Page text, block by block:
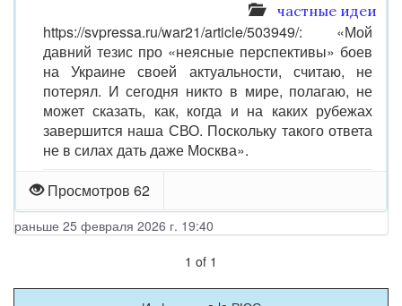
частные идеи
https://svpressa.ru/war21/article/503949/: «Мой
давний тезис про «неясные перспективы» боев
на Украине своей актуальности, считаю, не
потерял. И сегодня никто в мире, полагаю, не
может сказать, как, когда и на каких рубежах
завершится наша СВО. Поскольку такого ответа
не в силах дать даже Москва».
Просмотров 62
раньше 25 февраля 2026 г. 19:40
1 of 1